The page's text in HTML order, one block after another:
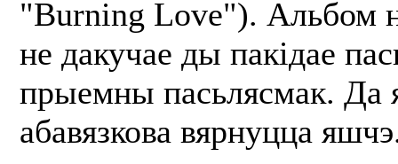
"Burning Love"). Альбом
не дакучае ды пакідае
прыемны пасьлясмак. Да
абавязкова вярнуцца